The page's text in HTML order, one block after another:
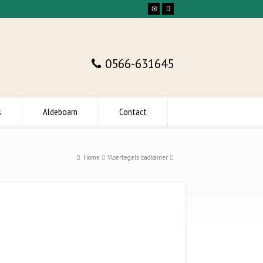
0566-631645
Aldeboarn Contact
Home Vloertegels badkamer